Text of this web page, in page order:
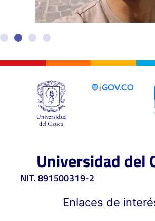
Universidad del
NIT. 891500319-2
Enlaces de